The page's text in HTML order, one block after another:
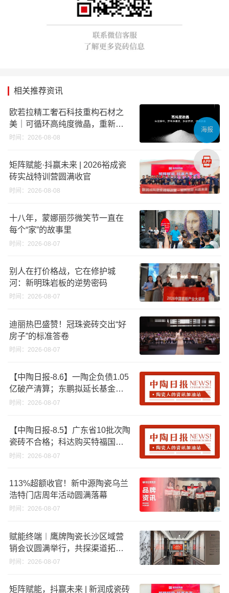
相关推荐资讯
欧若拉精工奢石科技重构石材之
美｜可循环高纯度微晶，重新定
义高端奢石原料
时间：2026-08-08
矩阵赋能·抖赢未来 | 2026裕成瓷
砖实战特训营圆满收官
时间：2026-08-08
十八年，蒙娜丽莎微笑节一直在
每个“家”的故事里
时间：2026-08-07
别人在打价格战，它在修护城
河：新明珠岩板的逆势密码
时间：2026-08-07
迪丽热巴盛赞！冠珠瓷砖交出“好
房子”的标准答卷
时间：2026-08-07
【中陶日报-8.6】一陶企负债1.05
亿破产清算；东鹏拟延长基金投
资期限；工信部开展建陶行业能
时间：2026-08-07
【中陶日报-8.5】广东省10批次陶
瓷砖不合格；科达购买特福国际
股份申请未通过；蒙娜丽莎5千万
破18亿元
时间：2026-08-07
113%超额收官！新中源陶瓷乌兰
浩特门店周年活动圆满落幕
时间：2026-08-07
赋能终端︱鹰牌陶瓷长沙区域营
销会议圆满举行，共探渠道拓展
与门店升级新路径
时间：2026-08-07
矩阵赋能，抖赢未来 | 新润成瓷砖
海报